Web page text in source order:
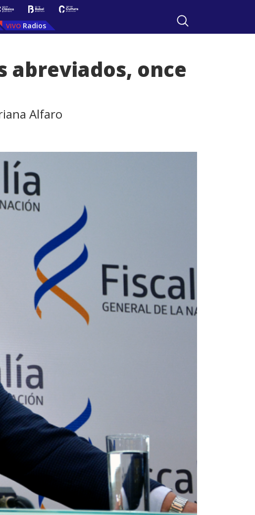
Radios
abreviados, once
Alfaro